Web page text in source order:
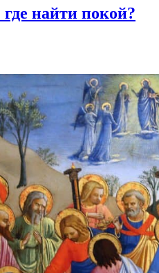
где найти покой?